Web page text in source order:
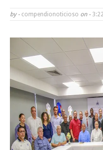
by - compendionoticioso on - 3:22